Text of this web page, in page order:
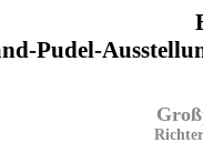
Pudel-